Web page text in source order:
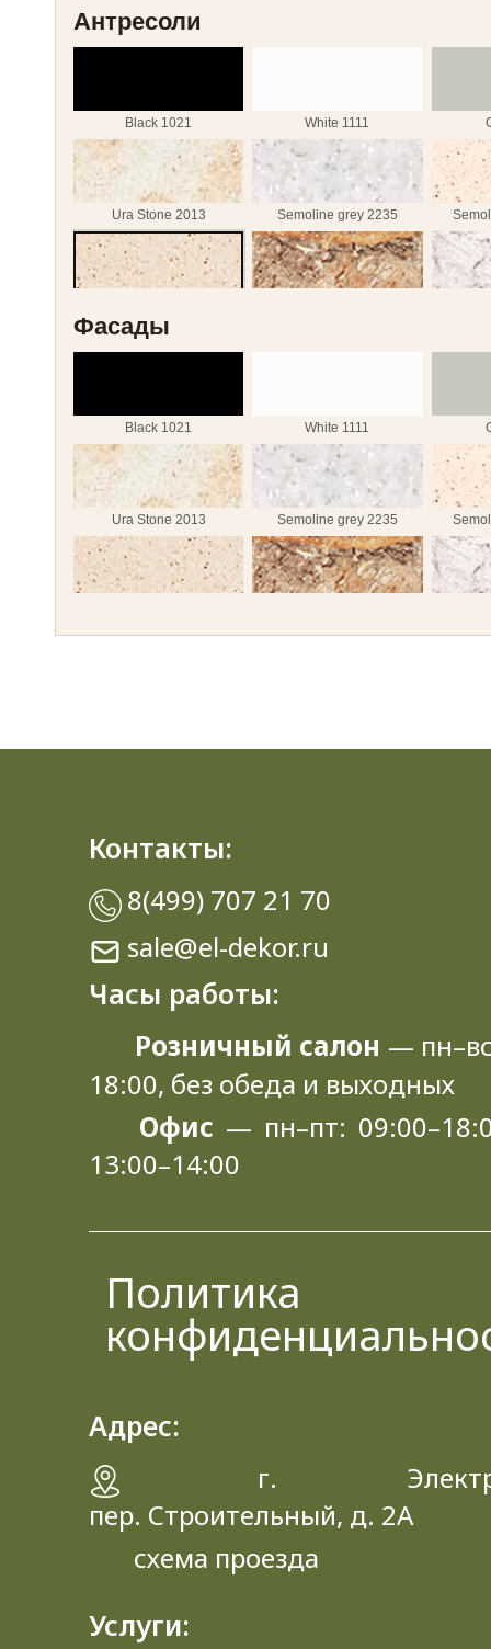
Freestyle 5018 Weisshorn 7001
White Marble 7402 Galaxy black 7420
Антресоли
Black 1021 White 1111
Ura Stone 2013 Semoline grey 2235
Freestyle 5018 Weisshorn 7001
White Marble 7402 Galaxy black 7420
Фасады
Black 1021 White 1111
Ura Stone 2013 Semoline grey 2235
White Marble 7402 Galaxy black 7420
Контакты:
8(499) 707 21 70
sale@el-dekor.ru
Часы работы:
Розничный салон —
18:00, без обеда и выходных
Офис — пн–пт:
13:00–14:00
Политика
Адрес:
г.
пер. Строительный, д. 2A
схема проезда
Услуги: